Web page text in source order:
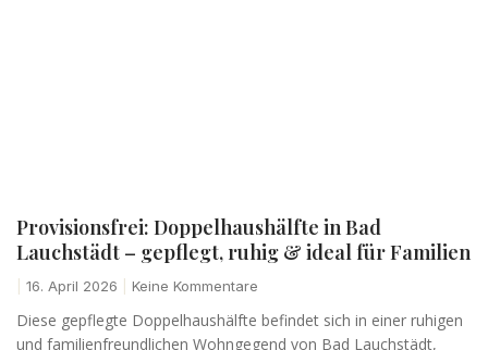
Provisionsfrei: Doppelhaushälfte in Bad
Lauchstädt – gepflegt, ruhig & ideal für Familien
16. April 2026 Keine Kommentare
Diese gepflegte Doppelhaushälfte befindet sich in einer ruhigen
und familienfreundlichen Wohngegend von Bad Lauchstädt,